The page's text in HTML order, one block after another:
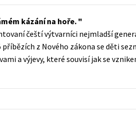
Young adult
Young adult (SK)
Zahraniční literatura
kázání na hoře.
čeští výtvarníci nejmladší
z Nového zákona se děti
a výjevy, které souvisí jak se